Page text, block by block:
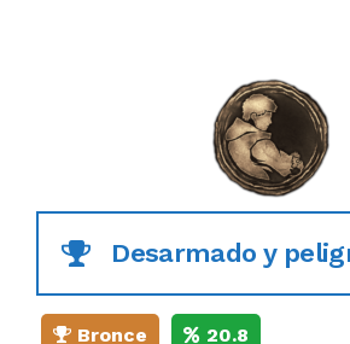
Desarmado y
Bronce 20.8